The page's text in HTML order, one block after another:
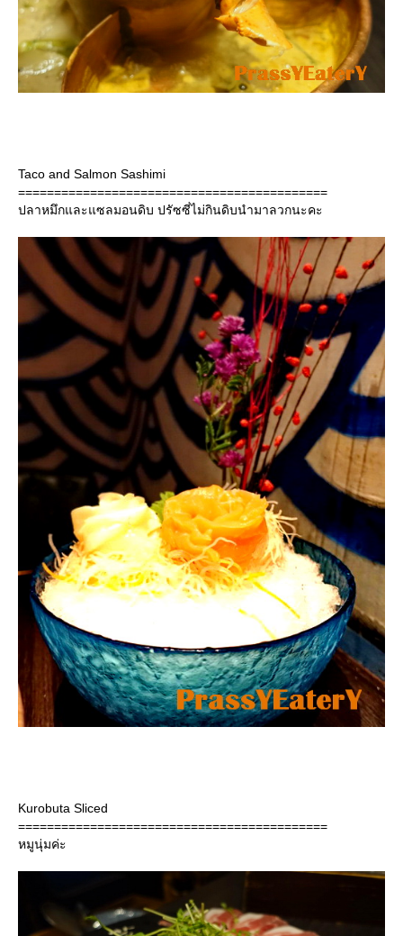
Taco and Salmon Sashimi
===========================================
ปลาหมึกและแซลมอนดิบ ปรัซซี่ไม่กินดิบนำมาลวกนะคะ
Kurobuta Sliced
===========================================
หมูนุ่มค่ะ